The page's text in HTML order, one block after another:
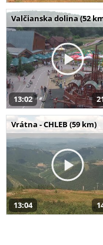
Valčianska dolina (52
13:02
Vrátna - CHLEB (59 km)
13:04